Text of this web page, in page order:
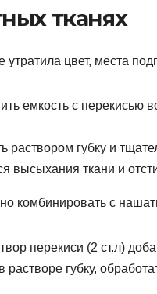
тканях
цвет, места
емкость с перекисью
раствором губку и
высыхания ткани и
комбинировать с
перекиси (2 ст.л)
растворе губку,